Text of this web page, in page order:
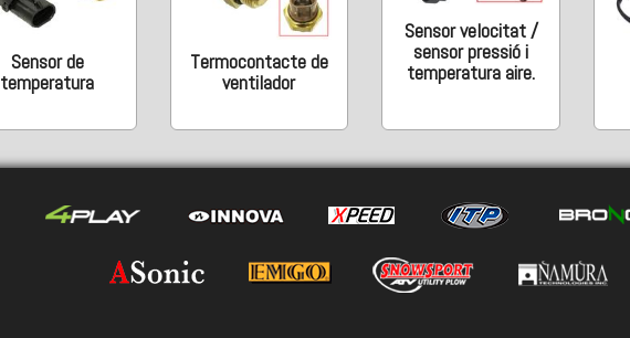
Sensor de
temperatura
Termocontacte de
ventilador
Sensor velocitat /
sensor pressió i
temperatura aire.